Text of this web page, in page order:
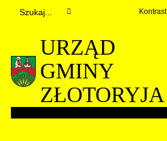
Kontrast
URZĄD
GMINY
ZŁOTORYJA